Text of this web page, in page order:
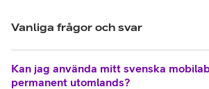
Vanliga frågor och svar
Kan jag använda mitt svenska
permanent utomlands?